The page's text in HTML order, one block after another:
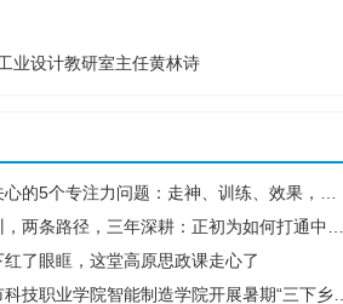
业设计教研室主任黄林诗
的5个专注力问题：走神、训练、效果，一次说清
路径，三年深耕：正初为如何打通中越职教合作的“最后一公里”
了眼眶，这堂高原思政课走心了
技职业学院智能制造学院开展暑期“三下乡”实践活动